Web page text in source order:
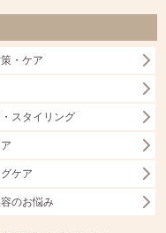
・ケア
スタイリング
ケア
のお悩み